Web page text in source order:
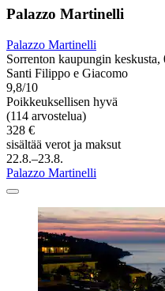
Palazzo Martinelli
Palazzo Martinelli
Sorrenton kaupungin
Santi Filippo e Giacomo
9,8/10
Poikkeuksellisen hyvä
(114 arvostelua)
328 €
sisältää verot ja maksut
22.8.–23.8.
Palazzo Martinelli